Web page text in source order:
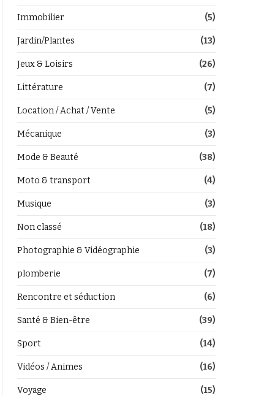
Immobilier (5)
Jardin/Plantes (13)
Jeux & Loisirs (26)
Littérature (7)
Location / Achat / Vente (5)
Mécanique (3)
Mode & Beauté (38)
Moto & transport (4)
Musique (3)
Non classé (18)
Photographie & Vidéographie (3)
plomberie (7)
Rencontre et séduction (6)
Santé & Bien-être (39)
Sport (14)
Vidéos / Animes (16)
Voyage (15)